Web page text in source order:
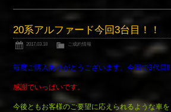
20系アルファード今回3台目！！
2017.03.18 ご成約情報
毎度ご購入ありがとうございます。今回で3代目!!
感謝でいっぱいです。
今後ともお客様のご要望に応えられるような車を